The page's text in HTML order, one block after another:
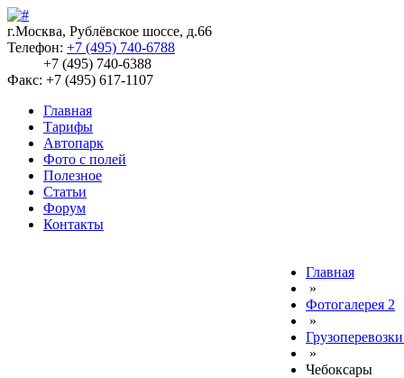
г.Москва, Рублёвское шоссе, д.66
Телефон: +7 (495) 740-6788
+7 (495) 740-6388
Факс: +7 (495) 617-1107
Главная
Тарифы
Автопарк
Фото с полей
Полезное
Статьи
Форум
Контакты
Главная
»
Фотогалерея 2
»
»
Чебоксары